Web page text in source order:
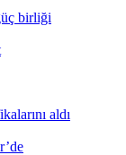
birliği
aldı